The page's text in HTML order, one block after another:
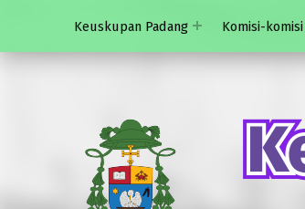
Keuskupan Padang Komisi-komisi